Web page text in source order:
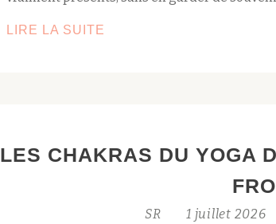
LIRE LA SUITE
ET
LES CHAKRAS DU YOGA
SR 1 juillet 2026